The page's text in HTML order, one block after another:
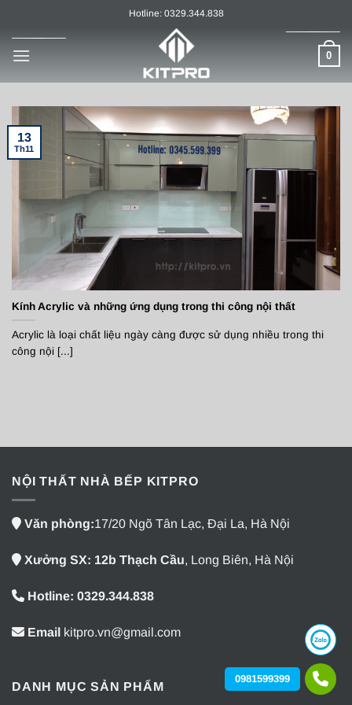
nội
Hotline: 0329.344.838
0
Kính Acrylic và những ứng dụng trong thi công nội thất
Acrylic là loại chất liệu ngày càng được sử dụng nhiều trong thi
công nội [...]
13
Th11
NỘI THẤT NHÀ BẾP KITPRO
Văn phòng:17/20 Ngõ Tân Lạc, Đại La, Hà Nội
Xưởng SX: 12b Thạch Cầu, Long Biên, Hà Nội
Hotline: 0329.344.838
Email kitpro.vn@gmail.com
DANH MỤC SẢN PHẨM
0981599399